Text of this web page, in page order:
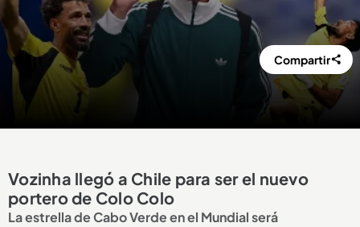
Compartir
Vozinha llegó a Chile para ser el nuevo
portero de Colo Colo
La estrella de Cabo Verde en el Mundial será